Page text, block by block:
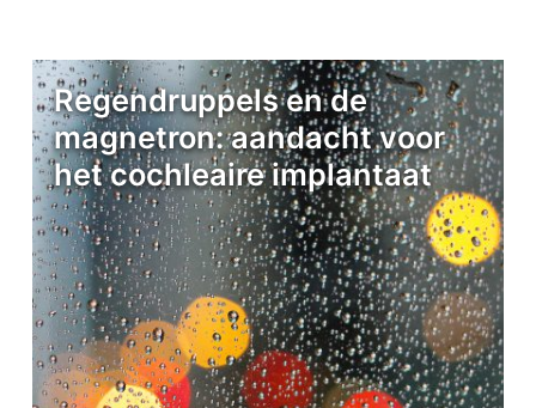
Regendruppels en de
magnetron: aandacht voor
het cochleaire implantaat